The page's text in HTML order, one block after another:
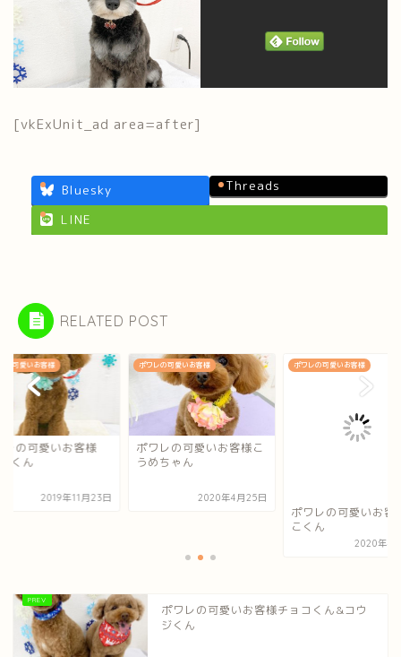
[vkExUnit_ad area=after]
Bluesky
Threads
LINE
RELATED POST
の可愛いお客様
レの可愛いお客様
くん
2019年11月23日
ポワレの可愛いお客様
ポワレの可愛いお客様こ
うめちゃん
2020年4月25日
ポワレの可愛いお客様
ポワレの可愛いお客
こくん
2020年4
ポワレの可愛いお客様チョコくん&コウ
ジくん